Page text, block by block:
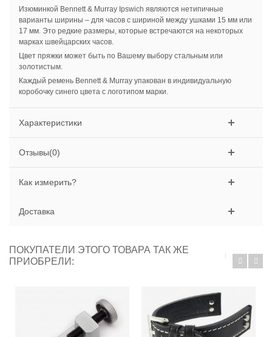
Изюминкой Bennett & Murray Ipswich являются нетипичные
варианты ширины – для часов с шириной между ушками 15 мм или
17 мм. Это редкие размеры, которые встречаются на некоторых
марках швейцарских часов.
Цвет пряжки может быть по Вашему выбору стальным или
золотистым.
Каждый ремень Bennett & Murray упакован в индивидуальную
коробочку синего цвета с логотипом марки.
Характеристики
Отзывы(0)
Как измерить?
Доставка
ПОКУПАТЕЛИ ЭТОГО ТОВАРА ТАК ЖЕ
ПРИОБРЕЛИ: